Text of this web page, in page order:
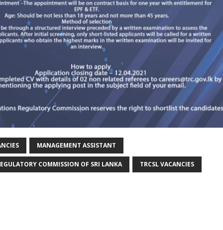
MANAGEMENT ASSISTANT
COMMISSION OF SRI LANKA TRCSL VACANCIES